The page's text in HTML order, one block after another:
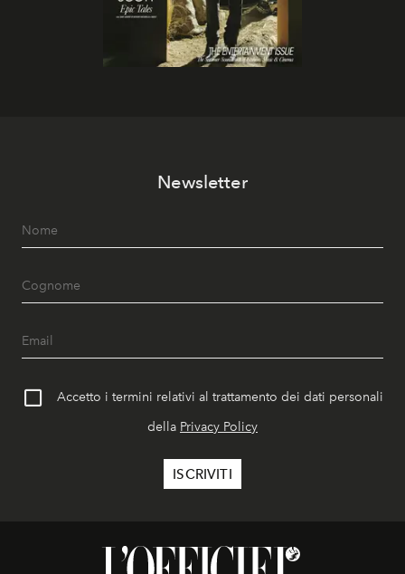
Newsletter
Accetto i termini relativi al trattamento dei dati personali
della Privacy Policy